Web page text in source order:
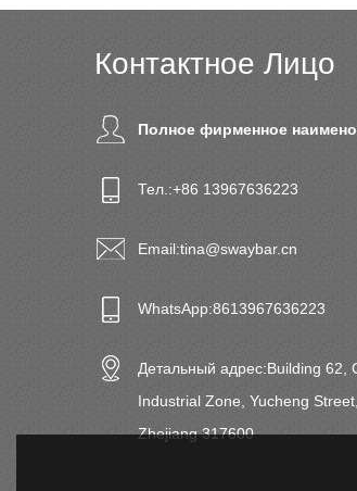
Контактное Лицо
Полное фирменное
Тел.:+86 13967636223
Email:tina@swaybar.cn
WhatsApp:8613967636223
Детальный адрес:Building 62,
Industrial Zone, Yucheng
Zhejiang 317600